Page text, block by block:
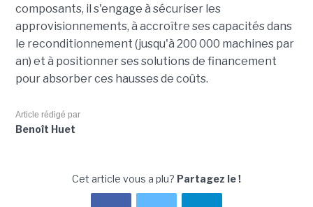
composants, il s'engage à sécuriser les
approvisionnements, à accroître ses capacités dans
le reconditionnement (jusqu'à 200 000 machines par
an) et à positionner ses solutions de financement
pour absorber ces hausses de coûts.
Article rédigé par
Benoît Huet
Cet article vous a plu? Partagez le !